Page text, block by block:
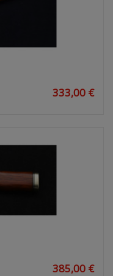
333,00 €
385,00 €